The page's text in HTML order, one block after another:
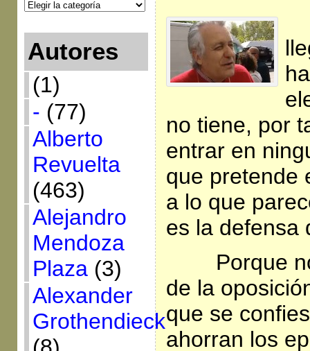
Autores
(1)
- (77)
Alberto
Revuelta
(463)
Alejandro
Mendoza
Plaza(3)
Alexander
Grothendieck
no tiene, por
entrar en
que pretende
a lo que
es la defensa
Porque
de la
que se
ahorran los